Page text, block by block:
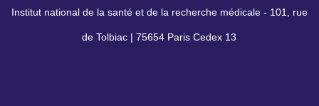
conforme)
Institut national de la santé et de la recherche médicale - 101, rue
de Tolbiac | 75654 Paris Cedex 13